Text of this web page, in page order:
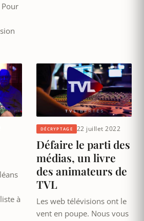
Pour
à
DÉCRYPTAGE 22 juillet 2022
Défaire le parti des
médias, un livre
des animateurs de
TVL
Les web télévisions ont le
vent en poupe. Nous vous